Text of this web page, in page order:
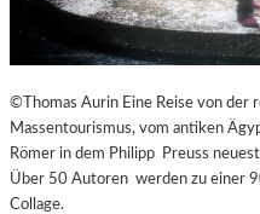
©Thomas Aurin Eine Reise von der
Massentourismus, vom antiken
Römer in dem Philipp Preuss
Über 50 Autoren werden zu einer
Collage.